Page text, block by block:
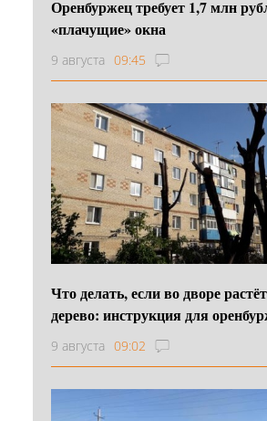
Оренбуржец требует 1,7 млн
«плачущие» окна
9 августа 09:45
Что делать, если во дворе
дерево: инструкция для
9 августа 09:02